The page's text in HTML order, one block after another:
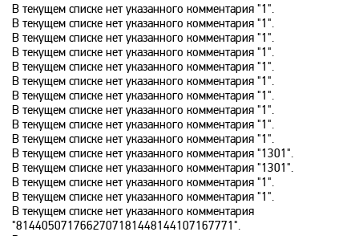
Sport UZ
Tiji
Top Secret
Travel and Adventure
В текущем списке нет указанного комментария "1".
В текущем списке нет указанного комментария "1".
В текущем списке нет указанного комментария "1".
В текущем списке нет указанного комментария "1".
В текущем списке нет указанного комментария "1".
В текущем списке нет указанного комментария "1".
В текущем списке нет указанного комментария "1".
В текущем списке нет указанного комментария "1".
В текущем списке нет указанного комментария "1".
В текущем списке нет указанного комментария "1".
В текущем списке нет указанного комментария "1301".
В текущем списке нет указанного комментария "1301".
В текущем списке нет указанного комментария "1".
В текущем списке нет указанного комментария "1".
В текущем списке нет указанного комментария
"8144050717662707181448144107167771".